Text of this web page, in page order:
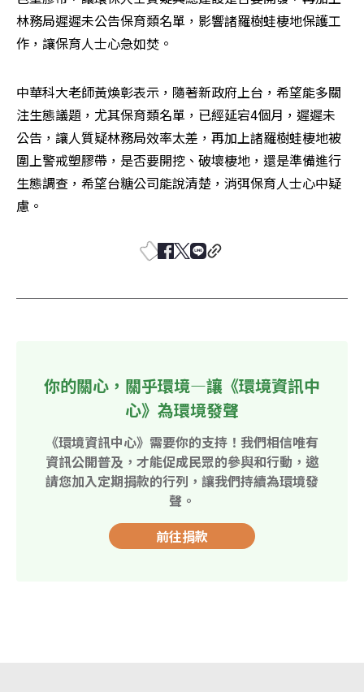
林務局遲遲未公告保育類名單，影響諸羅樹蛙棲地保護工
作，讓保育人士心急如焚。
中華科大老師黃煥彰表示，隨著新政府上台，希望能多關
注生態議題，尤其保育類名單，已經延宕4個月，遲遲未
公告，讓人質疑林務局效率太差，再加上諸羅樹蛙棲地被
圍上警戒塑膠帶，是否要開挖、破壞棲地，還是準備進行
生態調查，希望台糖公司能說清楚，消弭保育人士心中疑
慮。
你的關心，關乎環境—讓《環境資訊中
心》為環境發聲
《環境資訊中心》需要你的支持！我們相信唯有
資訊公開普及，才能促成民眾的參與和行動，邀
請您加入定期捐款的行列，讓我們持續為環境發
聲。
前往捐款